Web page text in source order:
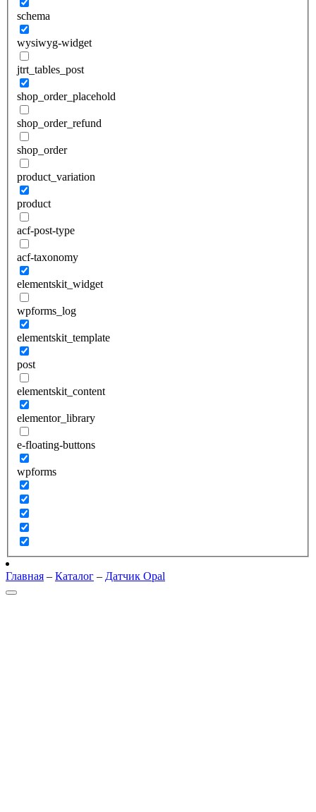
schema
wysiwyg-widget
jtrt_tables_post
shop_order_placehold
shop_order_refund
shop_order
product_variation
product
acf-post-type
acf-taxonomy
elementskit_widget
wpforms_log
elementskit_template
post
elementskit_content
elementor_library
e-floating-buttons
wpforms
Главная – Каталог – Датчик Opal